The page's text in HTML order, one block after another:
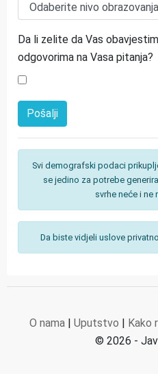
Da li zelite da Vas
odgovorima na Vasa pitanja?
Svi demografski podaci
se jedino za potrebe
svrhe neće i ne
Da biste vidjeli uslove
O nama | Uputstvo | Kako
© 2026 -